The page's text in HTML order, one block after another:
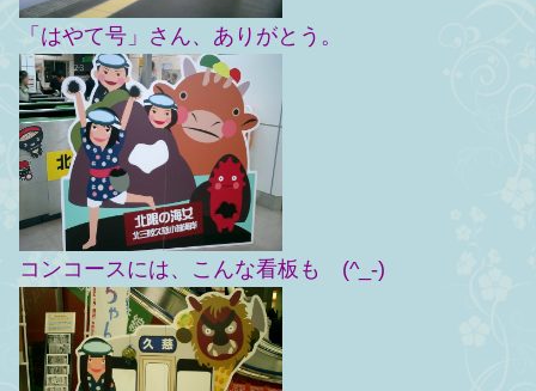
「はやて号」さん、ありがとう。
コンコースには、こんな看板も (^_-)